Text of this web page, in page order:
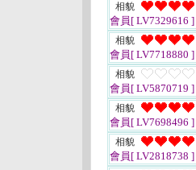
相貌
會員[ LV7329616 ]
相貌
會員[ LV7718880 ]
相貌
會員[ LV5870719 ]
相貌
會員[ LV7698496 ]
相貌
會員[ LV2818738 ]